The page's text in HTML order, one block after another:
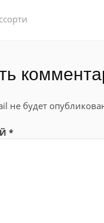
не будет
*